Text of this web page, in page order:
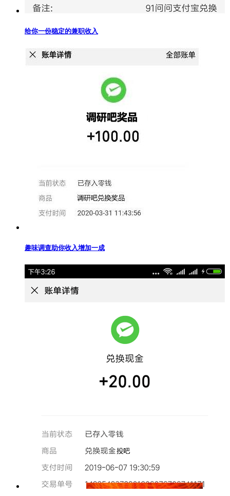
给你一份稳定的兼职收入
趣味调查助你收入增加一成